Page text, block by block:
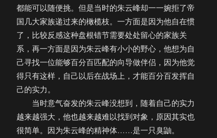
都能可以随便挑。但是当时的朱云峰却一一婉拒了帝
国几大家族递过来的橄榄枝。一方面是因为他自在惯
了，比较反感这种盘根错节需要处处留心的家族关
系，再一方面是因为朱云峰有小小的野心，他想为自
己寻找一位能够百分百匹配的向导做伴侣，因为他觉
得只有这样，自己以后在战场上，才能百分百发挥自
己的实力。
当时意气奋发的朱云峰没想到，随着自己的实力
越来越强大，他也越来越难以找到对象，原因其实也
很简单。因为朱云峰的精神体……是一只臭鼬。